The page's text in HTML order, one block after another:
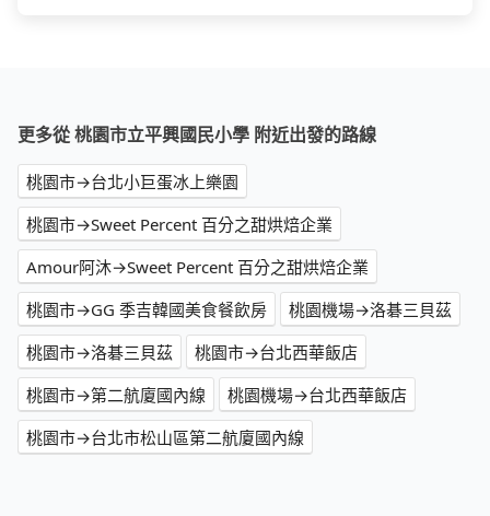
更多從 桃園市立平興國民小學 附近出發的路線
桃園市→台北小巨蛋冰上樂園
桃園市→Sweet Percent 百分之甜烘焙企業
Amour阿沐→Sweet Percent 百分之甜烘焙企業
桃園市→GG 季吉韓國美食餐飲房
桃園機場→洛碁三貝茲
桃園市→洛碁三貝茲
桃園市→台北西華飯店
桃園市→第二航廈國內線
桃園機場→台北西華飯店
桃園市→台北市松山區第二航廈國內線